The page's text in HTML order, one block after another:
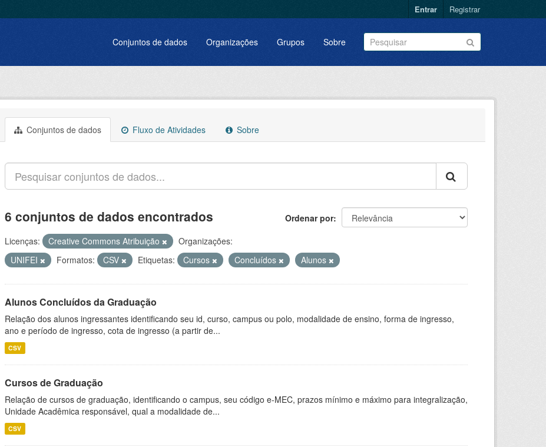
Entrar Registrar
Conjuntos de dados Organizações Grupos Sobre
Conjuntos de dados Fluxo de Atividades Sobre
Ordenar por
6 conjuntos de dados encontrados
Licenças: Creative Commons Atribuição
Organizações:
UNIFEI
Formatos: CSV Etiquetas: Cursos Concluídos Alunos
Alunos Concluídos da Graduação
Relação dos alunos ingressantes identificando seu id, curso, campus ou polo, modalidade de ensino, forma de ingresso,
ano e período de ingresso, cota de ingresso (a partir de...
CSV
Cursos de Graduação
Relação de cursos de graduação, identificando o campus, seu código e-MEC, prazos mínimo e máximo para integralização,
Unidade Acadêmica responsável, qual a modalidade de...
CSV